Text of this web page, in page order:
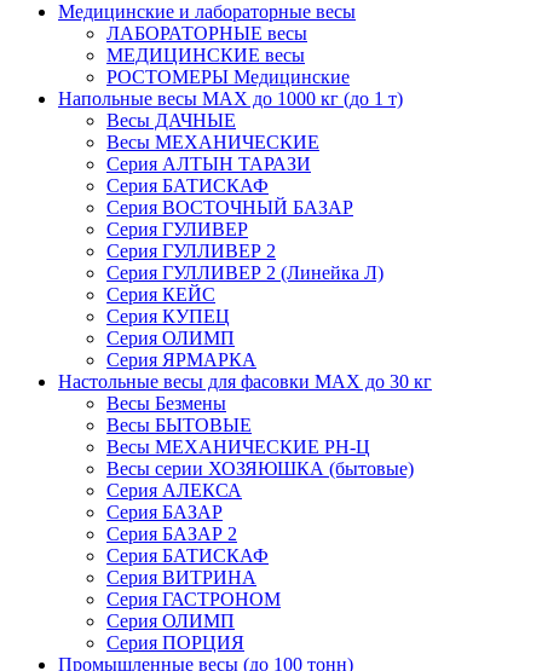
Медицинские и лабораторные весы
ЛАБОРАТОРНЫЕ весы
МЕДИЦИНСКИЕ весы
РОСТОМЕРЫ Медицинские
Напольные весы MAX до 1000 кг (до 1 т)
Весы ДАЧНЫЕ
Весы МЕХАНИЧЕСКИЕ
Серия АЛТЫН ТАРАЗИ
Серия БАТИСКАФ
Серия ВОСТОЧНЫЙ БАЗАР
Серия ГУЛИВЕР
Серия ГУЛЛИВЕР 2
Серия ГУЛЛИВЕР 2 (Линейка Л)
Серия КЕЙС
Серия КУПЕЦ
Серия ОЛИМП
Серия ЯРМАРКА
Настольные весы для фасовки MAX до 30 кг
Весы Безмены
Весы БЫТОВЫЕ
Весы МЕХАНИЧЕСКИЕ РН-Ц
Весы серии ХОЗЯЮШКА (бытовые)
Серия АЛЕКСА
Серия БАЗАР
Серия БАЗАР 2
Серия БАТИСКАФ
Серия ВИТРИНА
Серия ГАСТРОНОМ
Серия ОЛИМП
Серия ПОРЦИЯ
Промышленные весы (до 100 тонн)